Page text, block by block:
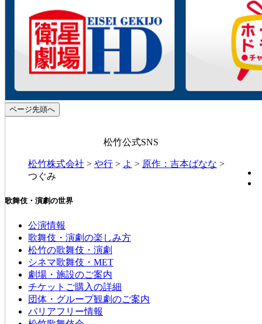
ページ先頭へ
松竹公式SNS
松竹株式会社 > や行 > よ > 原作：吉本ばなな >
つぐみ
歌舞伎・演劇の世界
公演情報
歌舞伎・演劇の楽しみ方
松竹の歌舞伎・演劇
シネマ歌舞伎・MET
劇場・施設のご案内
チケットご購入の詳細
団体・グループ観劇のご案内
バリアフリー情報